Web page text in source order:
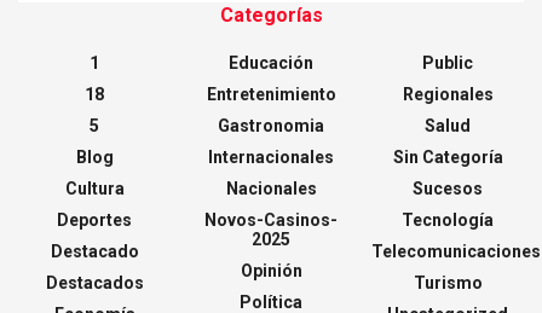
Categorías
1
18
5
Blog
Cultura
Deportes
Destacado
Destacados
Educación
Entretenimiento
Gastronomia
Internacionales
Nacionales
Novos-Casinos-
2025
Opinión
Política
Public
Regionales
Salud
Sin Categoría
Sucesos
Tecnología
Telecomunicaciones
Turismo